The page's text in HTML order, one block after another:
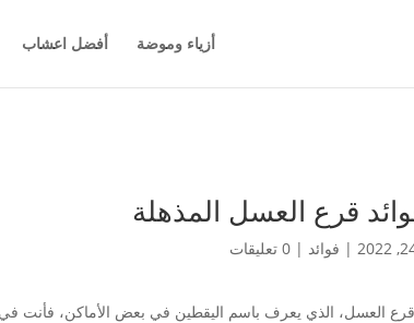
أزياء وموضة أفضل اعشاب
قرع العسل المذهلة
| فوائد | 0 تعليقات
العسل، الذي يعرف باسم اليقطين في بعض الأماكن، فأنت في